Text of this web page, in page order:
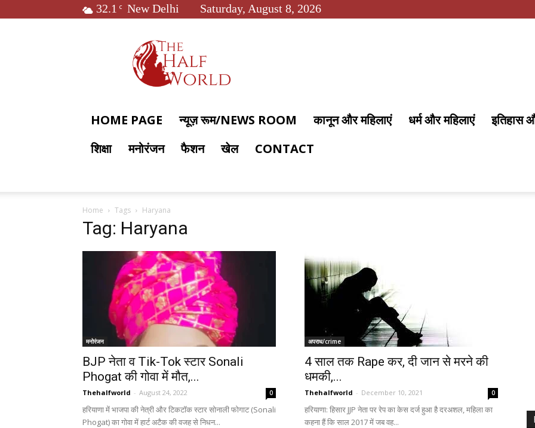
32.1 C New Delhi Saturday, August 8, 2026
World
HOME PAGE न्यूज़ रूम/NEWS ROOM कानून और महिलाएं धर्म और महिलाएं इतिहास
शिक्षा
मनोरंजन फैशन खेल CONTACT
Home Tags Haryana
Tag: Haryana
मनोरंजन
BJP नेता व Tik-Tok स्टार Sonali
Phogat की गोवा में मौत,...
Thehalfworld - August 24, 2022 0
हरियाणा में भाजपा की नेत्री और टिकटॉक स्टार सोनाली फोगाट (Sonali
Phogat) का गोवा में हार्ट अटैक की वजह से निधन...
अपराध/crime
4 साल तक Rape कर, दी जान से मरने की
धमकी,...
Thehalfworld - December 10, 2021 0
हरियाणा: हिसार JJP नेता पर रेप का केस दर्ज हुआ है दरअशल, महिला का
कहना हैं कि साल 2017 में जब वह...